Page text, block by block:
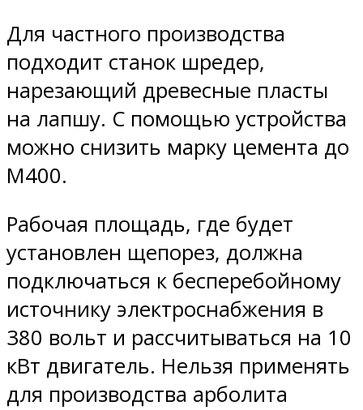
Для частного производства
подходит станок шредер,
нарезающий древесные пласты
на лапшу. С помощью устройства
можно снизить марку цемента до
М400.
Рабочая площадь, где будет
установлен щепорез, должна
подключаться к бесперебойному
источнику электроснабжения в
380 вольт и рассчитываться на 10
кВт двигатель. Нельзя применять
для производства арболита